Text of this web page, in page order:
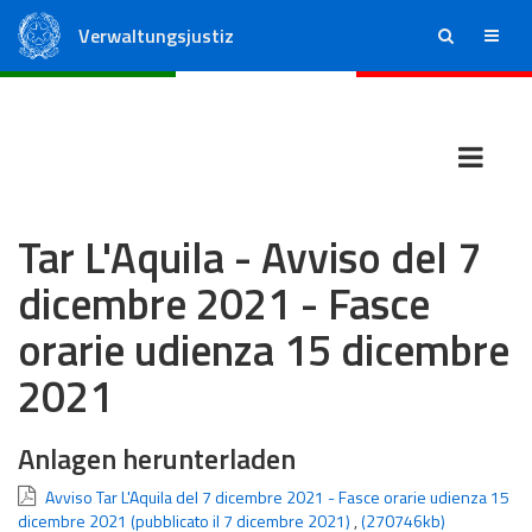
Verwaltungsjustiz ricerca menu
Tar L'Aquila - Avviso del 7
dicembre 2021 - Fasce
orarie udienza 15 dicembre
2021
Anlagen herunterladen
Avviso Tar L'Aquila del 7 dicembre 2021 - Fasce orarie udienza 15
dicembre 2021 (pubblicato il 7 dicembre 2021) ,(270746kb)